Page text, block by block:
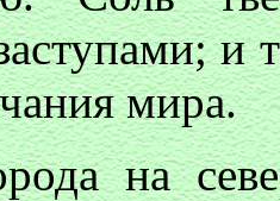
и
мира.
на